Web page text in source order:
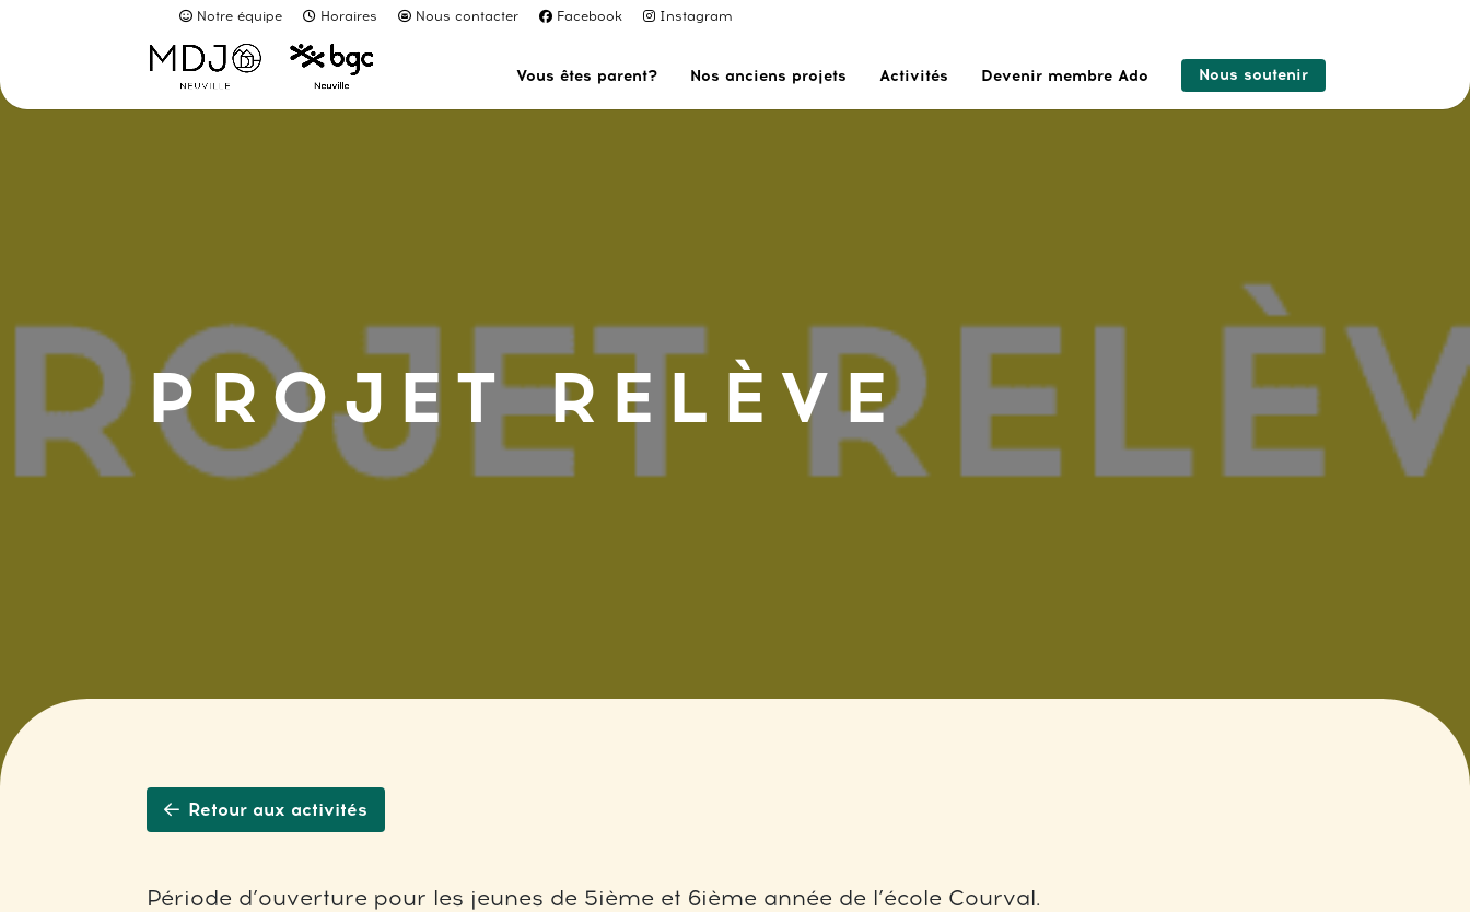
Notre équipe Horaires Nous contacter Facebook Instagram
Vous êtes parent? Nos anciens projets Activités Devenir membre Ado Nous soutenir
PROJET RELÈVE
Retour aux activités
Période d’ouverture pour les jeunes de 5ième et 6ième année de l’école Courval.